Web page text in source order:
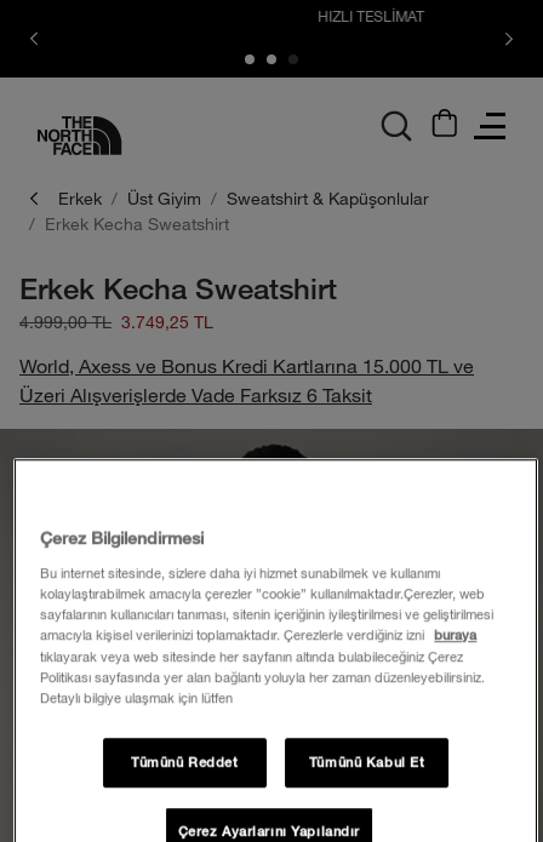
HIZLI TESLİMAT
Erkek Üst Giyim
Sweatshirt & Kapüşonlular
Erkek Kecha Sweatshirt
Erkek Kecha Sweatshirt
3.749,25 TL
4.999,00 TL
World, Axess ve Bonus Kredi Kartlarına 15.000 TL ve
Üzeri Alışverişlerde Vade Farksız 6 Taksit
Çerez Bilgilendirmesi
Bu internet sitesinde, sizlere daha iyi hizmet sunabilmek ve kullanımı
kolaylaştırabilmek amacıyla çerezler ”cookie” kullanılmaktadır.Çerezler, web
sayfalarının kullanıcıları tanıması, sitenin içeriğinin iyileştirilmesi ve geliştirilmesi
amacıyla kişisel verilerinizi toplamaktadır. Çerezlerle verdiğiniz izni
buraya
tıklayarak veya web sitesinde her sayfanın altında bulabileceğiniz Çerez
Politikası sayfasında yer alan bağlantı yoluyla her zaman düzenleyebilirsiniz.
Detaylı bilgiye ulaşmak için lütfen
Tümünü Reddet Tümünü Kabul Et
Çerez Ayarlarını Yapılandır